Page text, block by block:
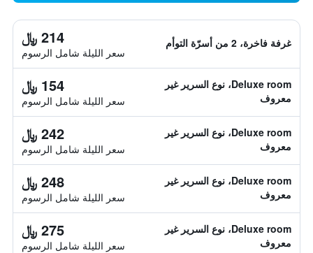
غرفة فاخرة، 2 من أسرّة التوأم 214 ﷼
سعر الليلة شامل الرسوم
Deluxe room، نوع السرير غير
معروف
154 ﷼
سعر الليلة شامل الرسوم
Deluxe room، نوع السرير غير
معروف
242 ﷼
سعر الليلة شامل الرسوم
Deluxe room، نوع السرير غير
معروف
248 ﷼
سعر الليلة شامل الرسوم
Deluxe room، نوع السرير غير
معروف
275 ﷼
سعر الليلة شامل الرسوم